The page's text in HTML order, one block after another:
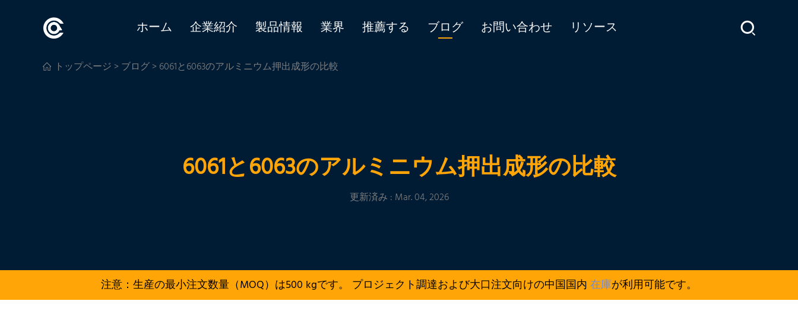
ホーム 企業紹介 製品情報 業界 推薦する ブログ お問い合わせ リソース
トップページ>ブログ> 6061と6063のアルミニウム押出成形の比較
6061と6063のアルミニウム押出成形の比較
更新済み : Mar. 04, 2026
注意：生産の最小注文数量（MOQ）は500 kgです。 プロジェクト調達および大口注文向けの中国国内 在庫が利用可能です。